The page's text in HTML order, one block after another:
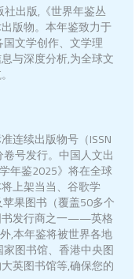
社出版,《世界年鉴丛
版物。本年鉴致力于
文学创作、文学理
与深度分析,为全球文
连续出版物号（ISSN
号发行。中国人文出
年鉴2025》将在全球
上架当当、谷歌学
果图书（覆盖50多个
书发行商之一——英格
,本年鉴将被世界各地
图书馆、香港中央图
英图书馆等,确保您的